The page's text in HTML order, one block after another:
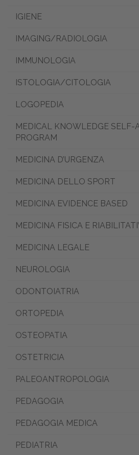
IGIENE
IMAGING/RADIOLOGIA
IMMUNOLOGIA
ISTOLOGIA/CITOLOGIA
LOGOPEDIA
MEDICAL KNOWLEDGE SELF-
PROGRAM
MEDICINA D’URGENZA
MEDICINA DELLO SPORT
MEDICINA EVIDENCE BASED
MEDICINA FISICA E
MEDICINA LEGALE
NEUROLOGIA
ODONTOIATRIA
ORTOPEDIA
OSTEOPATIA
OSTETRICIA
PALEOANTROPOLOGIA
PEDAGOGIA
PEDAGOGIA MEDICA
PEDIATRIA